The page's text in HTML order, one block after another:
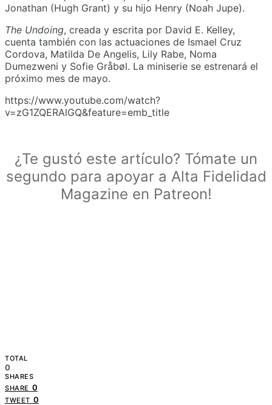
Jonathan (Hugh Grant) y su hijo Henry (Noah Jupe).
The Undoing, creada y escrita por David E. Kelley,
cuenta también con las actuaciones de Ismael Cruz
Cordova, Matilda De Angelis, Lily Rabe, Noma
Dumezweni y Sofie Gråbøl. La miniserie se estrenará el
próximo mes de mayo.
https://www.youtube.com/watch?
v=zG1ZQERAlGQ&feature=emb_title
¿Te gustó este artículo? Tómate un
segundo para apoyar a Alta Fidelidad
Magazine en Patreon!
TOTAL
0
SHARES
SHARE 0
TWEET 0